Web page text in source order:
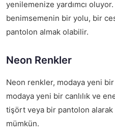
yenilemenize yardımcı
benimsemenin bir yolu, bir
pantolon almak olabilir.
Neon Renkler
Neon renkler, modaya yeni
modaya yeni bir canlılık ve
tişört veya bir pantolon
mümkün.